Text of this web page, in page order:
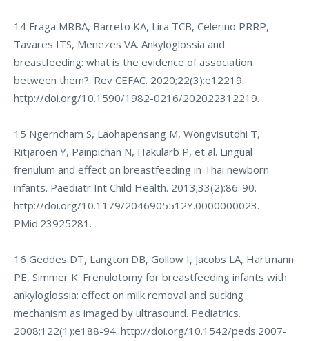
14 Fraga MRBA, Barreto KA, Lira TCB, Celerino PRRP,
Tavares ITS, Menezes VA. Ankyloglossia and
breastfeeding: what is the evidence of association
between them?. Rev CEFAC. 2020;22(3):e12219.
http://doi.org/10.1590/1982-0216/202022312219.
15 Ngerncham S, Laohapensang M, Wongvisutdhi T,
Ritjaroen Y, Painpichan N, Hakularb P, et al. Lingual
frenulum and effect on breastfeeding in Thai newborn
infants. Paediatr Int Child Health. 2013;33(2):86-90.
http://doi.org/10.1179/2046905512Y.0000000023.
PMid:23925281.
16 Geddes DT, Langton DB, Gollow I, Jacobs LA, Hartmann
PE, Simmer K. Frenulotomy for breastfeeding infants with
ankyloglossia: effect on milk removal and sucking
mechanism as imaged by ultrasound. Pediatrics.
2008;122(1):e188-94. http://doi.org/10.1542/peds.2007-